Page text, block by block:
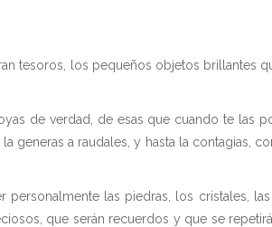
tesoros, los pequeños objetos brillantes
de verdad, de esas que cuando te las
a raudales, y hasta la contagias,
las piedras, los cristales,
que serán recuerdos y que se